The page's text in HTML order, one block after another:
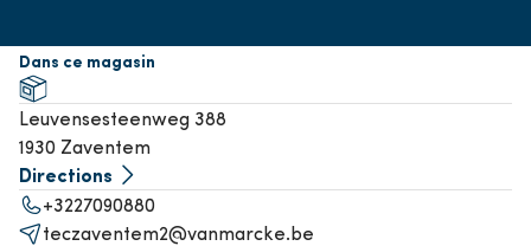
Dans ce magasin
Leuvensesteenweg 388
1930 Zaventem
Directions
+3227090880
teczaventem2@vanmarcke.be